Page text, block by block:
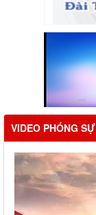
VIDEO PHÓNG SỰ